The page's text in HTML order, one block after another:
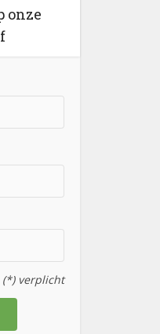
onze
(*) verplicht